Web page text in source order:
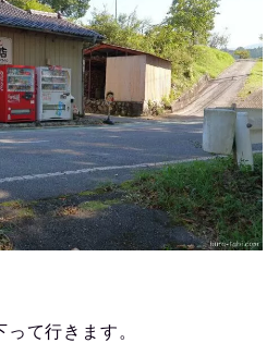
て行きます。